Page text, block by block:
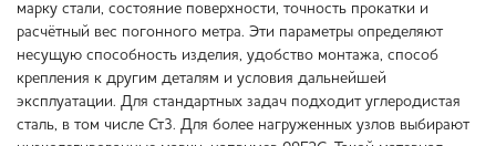
марку стали, состояние поверхности, точность прокатки и
расчётный вес погонного метра. Эти параметры определяют
несущую способность изделия, удобство монтажа, способ
крепления к другим деталям и условия дальнейшей
эксплуатации. Для стандартных задач подходит углеродистая
сталь, в том числе Ст3. Для более нагруженных узлов выбирают